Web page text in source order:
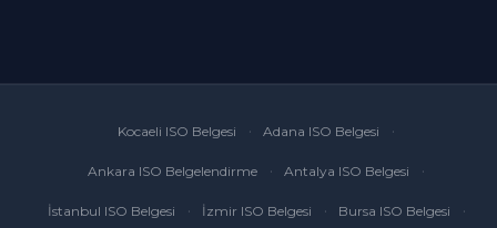
Kocaeli ISO Belgesi Adana ISO Belgesi
Ankara ISO Belgelendirme Antalya ISO Belgesi
İstanbul ISO Belgesi İzmir ISO Belgesi Bursa ISO Belgesi